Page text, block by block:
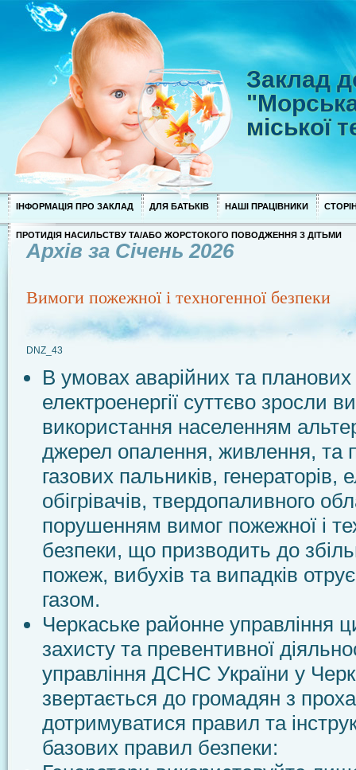
Заклад
міської
ІНФОРМАЦІЯ ПРО ЗАКЛАД ДЛЯ БАТЬКІВ НАШІ ПРАЦІВНИКИ
ПРОТИДІЯ НАСИЛЬСТВУ ТА/АБО ЖОРСТОКОГО ПОВОДЖЕННЯ З ДІТЬМИ
Архів за Січень 2026
Вимоги пожежної і техногенної безпеки
DNZ_43
В умовах аварійних та
електроенергії суттєво зросли
використання населенням
джерел опалення, живлення, та
газових пальників, генераторів,
обігрівачів, твердопаливного
порушенням вимог пожежної і
безпеки, що призводить до
пожеж, вибухів та випадків
газом.
Черкаське районне управління
захисту та превентивної
управління ДСНС України у
звертається до громадян з
дотримуватися правил та
базових правил безпеки: